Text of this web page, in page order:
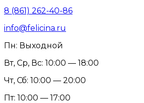
8 (861) 262-40-86
info@felicina.ru
Пн: Выходной
Вт, Ср, Вс: 10:00 — 18:00
Чт, Сб: 10:00 — 20:00
Пт: 10:00 — 17:00